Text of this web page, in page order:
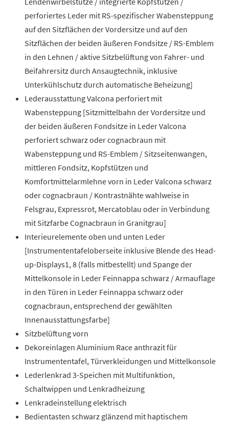
perforiertes Leder mit RS-spezifischer Wabensteppung
auf den Sitzflächen der Vordersitze und auf den
Sitzflächen der beiden äußeren Fondsitze / RS-Emblem
in den Lehnen / aktive Sitzbelüftung von Fahrer- und
Beifahrersitz durch Ansaugtechnik, inklusive
Unterkühlschutz durch automatische Beheizung]
Lederausstattung Valcona perforiert mit
Wabensteppung [Sitzmittelbahn der Vordersitze und
der beiden äußeren Fondsitze in Leder Valcona
perforiert schwarz oder cognacbraun mit
Wabensteppung und RS-Emblem / Sitzseitenwangen,
mittleren Fondsitz, Kopfstützen und
Komfortmittelarmlehne vorn in Leder Valcona schwarz
oder cognacbraun / Kontrastnähte wahlweise in
Felsgrau, Expressrot, Mercatoblau oder in Verbindung
mit Sitzfarbe Cognacbraun in Granitgrau]
Interieurelemente oben und unten Leder
[Instrumententafeloberseite inklusive Blende des Head-
up-Displays1, 8 (falls mitbestellt) und Spange der
Mittelkonsole in Leder Feinnappa schwarz / Armauflage
in den Türen in Leder Feinnappa schwarz oder
cognacbraun, entsprechend der gewählten
Innenausstattungsfarbe]
Sitzbelüftung vorn
Dekoreinlagen Aluminium Race anthrazit für
Instrumententafel, Türverkleidungen und Mittelkonsole
Lederlenkrad 3-Speichen mit Multifunktion,
Schaltwippen und Lenkradheizung
Lenkradeinstellung elektrisch
Bedientasten schwarz glänzend mit haptischem